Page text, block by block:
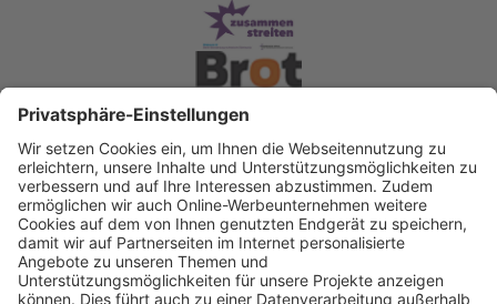
Spendenkonto Diakonisches Werk Berlin-
Brandenburg-schlesische Oberlausitz e.V